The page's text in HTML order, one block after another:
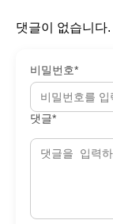
댓글이 없습니다.
비밀번호*
댓글*